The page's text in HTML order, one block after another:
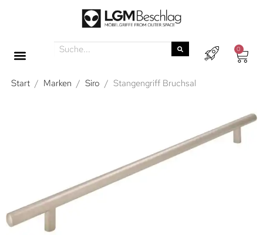
0
Start / Marken / Siro / Stangengriff Bruchsal